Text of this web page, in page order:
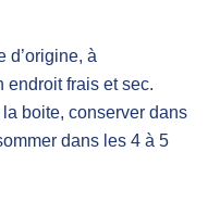
d’origine, à
endroit frais et sec.
boite, conserver dans
dans les 4 à 5